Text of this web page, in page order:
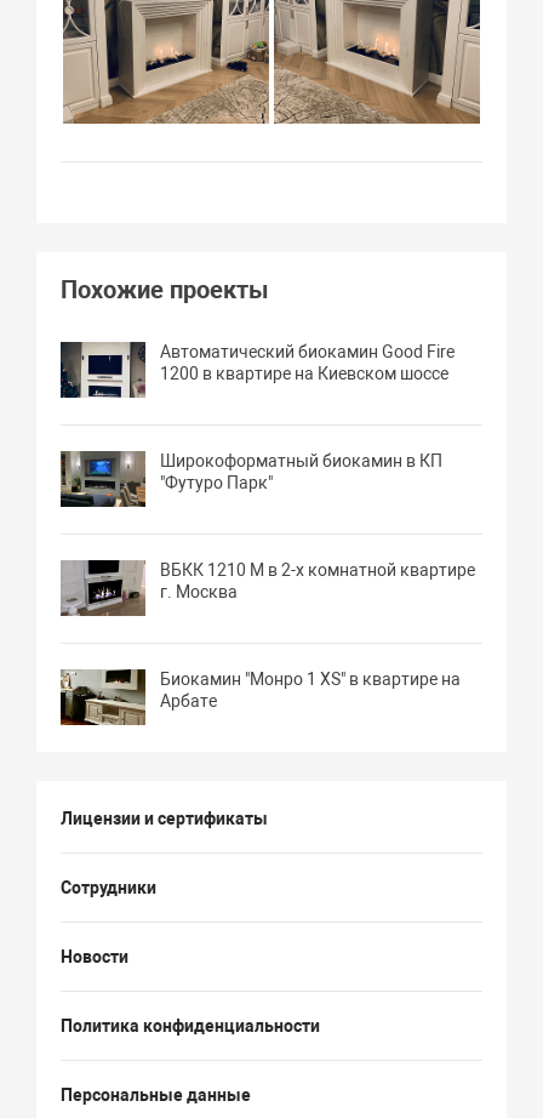
Похожие проекты
Автоматический биокамин Good Fire
1200 в квартире на Киевском шоссе
Широкоформатный биокамин в КП
"Футуро Парк"
ВБКК 1210 М в 2-х комнатной квартире
г. Москва
Биокамин "Монро 1 XS" в квартире на
Арбате
Лицензии и сертификаты
Сотрудники
Новости
Политика конфиденциальности
Персональные данные